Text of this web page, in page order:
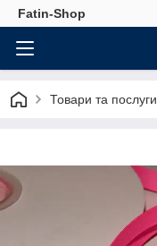
Fatin-Shop
Товари та послуги